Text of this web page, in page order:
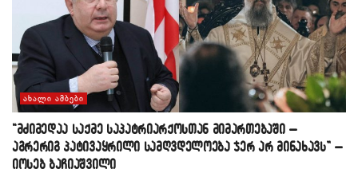
ᲐᲮᲐᲚᲘ ᲐᲛᲑᲔᲑᲘ
“მძიმედაა საქმე საპატრიარქოსთან მიმართებაში –
აგრერიგ პატივაყრილი სამღვდელოება ჯერ არ მინახავს” –
იოსებ ბაჩიაშვილი